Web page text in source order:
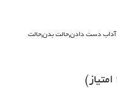
آداب دست دادن,حالت بدن,حالت